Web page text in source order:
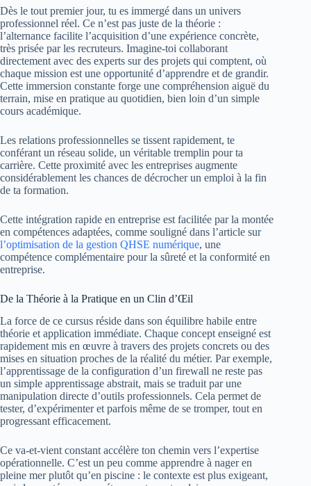
Dès le tout premier jour, tu es immergé dans un univers
professionnel réel. Ce n’est pas juste de la théorie :
l’alternance facilite l’acquisition d’une expérience concrète,
très prisée par les recruteurs. Imagine-toi collaborant
directement avec des experts sur des projets qui comptent, où
chaque mission est une opportunité d’apprendre et de grandir.
Cette immersion constante forge une compréhension aiguë du
terrain, mise en pratique au quotidien, bien loin d’un simple
cours académique.
Les relations professionnelles se tissent rapidement, te
conférant un réseau solide, un véritable tremplin pour ta
carrière. Cette proximité avec les entreprises augmente
considérablement les chances de décrocher un emploi à la fin
de ta formation.
Cette intégration rapide en entreprise est facilitée par la montée
en compétences adaptées, comme souligné dans l’article sur
l’optimisation de la gestion QHSE numérique, une
compétence complémentaire pour la sûreté et la conformité en
entreprise.
De la Théorie à la Pratique en un Clin d’Œil
La force de ce cursus réside dans son équilibre habile entre
théorie et application immédiate. Chaque concept enseigné est
rapidement mis en œuvre à travers des projets concrets ou des
mises en situation proches de la réalité du métier. Par exemple,
l’apprentissage de la configuration d’un firewall ne reste pas
un simple apprentissage abstrait, mais se traduit par une
manipulation directe d’outils professionnels. Cela permet de
tester, d’expérimenter et parfois même de se tromper, tout en
progressant efficacement.
Ce va-et-vient constant accélère ton chemin vers l’expertise
opérationnelle. C’est un peu comme apprendre à nager en
pleine mer plutôt qu’en piscine : le contexte est plus exigeant,